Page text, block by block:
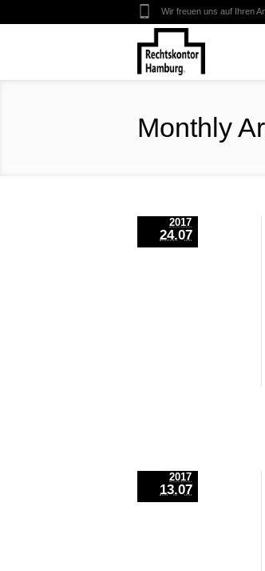
Wir freuen uns auf Ihren
Monthly
2017
24.07
2017
13.07